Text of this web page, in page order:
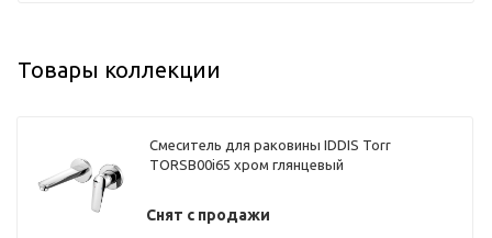
Товары коллекции
Смеситель для раковины IDDIS Torr
TORSB00i65 хром глянцевый
Снят с продажи